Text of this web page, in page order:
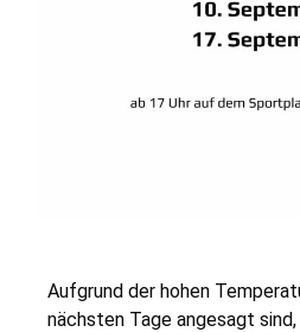
Aufgrund der hohen
nächsten Tage angesagt